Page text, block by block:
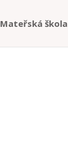
Mateřská škola